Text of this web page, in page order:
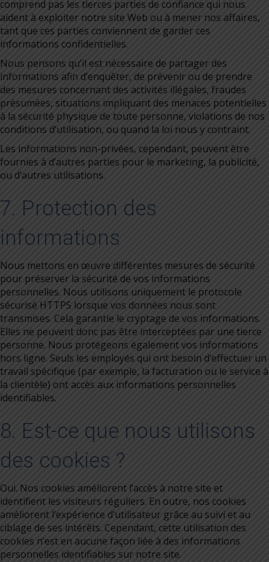
comprend pas les tierces parties de confiance qui nous
aident à exploiter notre site Web ou à mener nos affaires,
tant que ces parties conviennent de garder ces
informations confidentielles.
Nous pensons qu’il est nécessaire de partager des
informations afin d’enquêter, de prévenir ou de prendre
des mesures concernant des activités illégales, fraudes
présumées, situations impliquant des menaces potentielles
à la sécurité physique de toute personne, violations de nos
conditions d’utilisation, ou quand la loi nous y contraint.
Les informations non-privées, cependant, peuvent être
fournies à d’autres parties pour le marketing, la publicité,
ou d’autres utilisations.
7. Protection des
informations
Nous mettons en œuvre différentes mesures de sécurité
pour préserver la sécurité de vos informations
personnelles. Nous utilisons uniquement le protocole
sécurisé HTTPS lorsque vos données nous sont
transmises. Cela garantie le cryptage de vos informations.
Elles ne peuvent donc pas être interceptées par une tierce
personne. Nous protégeons également vos informations
hors ligne. Seuls les employés qui ont besoin d’effectuer un
travail spécifique (par exemple, la facturation ou le service à
la clientèle) ont accès aux informations personnelles
identifiables.
8. Est-ce que nous utilisons
des cookies ?
Oui. Nos cookies améliorent l’accès à notre site et
identifient les visiteurs réguliers. En outre, nos cookies
améliorent l’expérience d’utilisateur grâce au suivi et au
ciblage de ses intérêts. Cependant, cette utilisation des
cookies n’est en aucune façon liée à des informations
personnelles identifiables sur notre site.